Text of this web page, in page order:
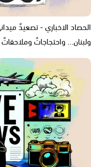
الحصاد الاخباري - تصعيدٌ
ولبنان... واحتجاجاتٌ وملاحقاتٌ